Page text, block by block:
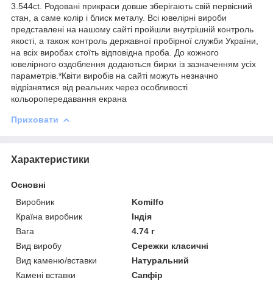
3.544ct. Родовані прикраси довше зберігають свій первісний
стан, а саме колір і блиск металу. Всі ювелірні вироби
представлені на нашому сайті пройшли внутрішній контроль
якості, а також контроль державної пробірної служби України,
на всіх виробах стоїть відповідна проба. До кожного
ювелірного оздоблення додаються бирки із зазначенням усіх
параметрів.*Квіти виробів на сайті можуть незначно
відрізнятися від реальних через особливості
кольоропередавання екрана
Приховати
Характеристики
Основні
Виробник
Komilfo
Країна виробник
Індія
Вага
4.74 г
Вид виробу
Сережки класичні
Вид каменю/вставки
Натуральний
Камені вставки
Сапфір